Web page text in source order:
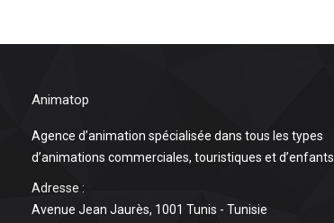
Animatop
Agence d’animation spécialisée dans tous les types
d’animations commerciales, touristiques et d’enfants.
Adresse :
Avenue Jean Jaurès, 1001 Tunis - Tunisie